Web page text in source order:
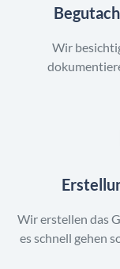
Wir
Wir erstellen das
es schnell gehen